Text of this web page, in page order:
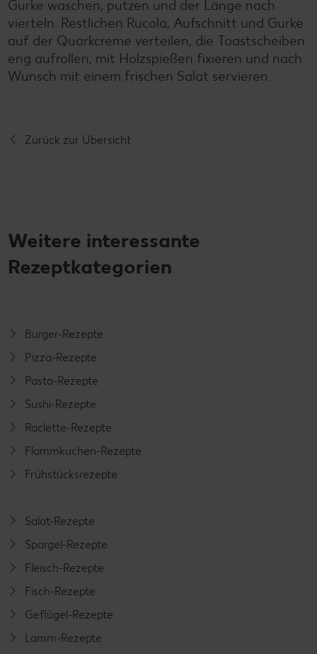
Gurke waschen, putzen und der Länge nach
vierteln. Restlichen Rucola, Aufschnitt und Gurke
auf der Quarkcreme verteilen, die Toastscheiben
eng aufrollen, mit Holzspießen fixieren und nach
Wunsch mit einem frischen Salat servieren.
Zurück zur Übersicht
Weitere interessante
Rezeptkategorien
Burger-Rezepte
Pizza-Rezepte
Pasta-Rezepte
Sushi-Rezepte
Raclette-Rezepte
Flammkuchen-Rezepte
Frühstücksrezepte
Salat-Rezepte
Spargel-Rezepte
Fleisch-Rezepte
Fisch-Rezepte
Geflügel-Rezepte
Lamm-Rezepte